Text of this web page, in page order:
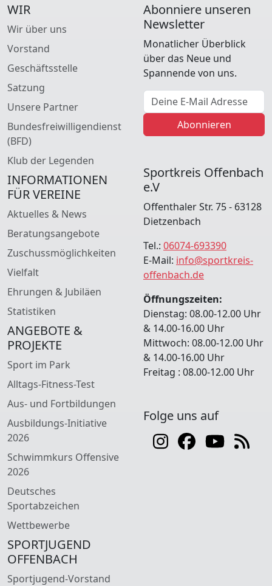
WIR
Wir über uns
Vorstand
Geschäftsstelle
Satzung
Unsere Partner
Bundesfreiwilligendienst
(BFD)
Klub der Legenden
INFORMATIONEN
FÜR VEREINE
Aktuelles & News
Beratungsangebote
Zuschussmöglichkeiten
Vielfalt
Ehrungen & Jubiläen
Statistiken
ANGEBOTE &
PROJEKTE
Sport im Park
Alltags-Fitness-Test
Aus- und Fortbildungen
Ausbildungs-Initiative
2026
Schwimmkurs Offensive
2026
Deutsches
Sportabzeichen
Wettbewerbe
SPORTJUGEND
OFFENBACH
Sportjugend-Vorstand
Abonniere unseren
Newsletter
Monatlicher Überblick
über das Neue und
Spannende von uns.
E-Mail Adresse
Abonnieren
Sportkreis Offenbach
e.V
Offenthaler Str. 75 - 63128
Dietzenbach
Tel.: 06074-693390
E-Mail: info@sportkreis-
offenbach.de
Öffnungszeiten:
Dienstag: 08.00-12.00 Uhr
& 14.00-16.00 Uhr
Mittwoch: 08.00-12.00 Uhr
& 14.00-16.00 Uhr
Freitag : 08.00-12.00 Uhr
Folge uns auf